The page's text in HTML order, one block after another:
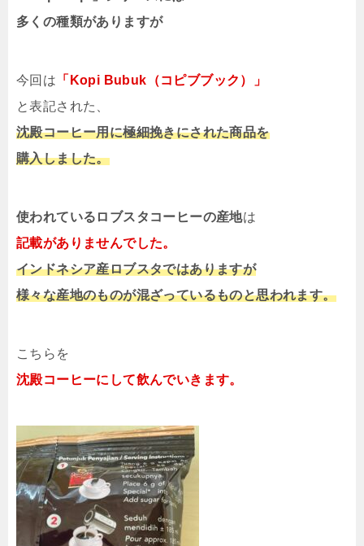
多くの種類がありますが
今回は 「Kopi Bubuk（コピブブック）」
と表記された、
沈殿コーヒー用に極細挽きにされた商品を
購入しました。
使われているロブスタコーヒーの産地は
記載がありませんでした。
インドネシア産ロブスタではありますが
様々な産地のものが混ざっているものと思われます。
こちらを
沈殿コーヒーにして飲んでいきます。